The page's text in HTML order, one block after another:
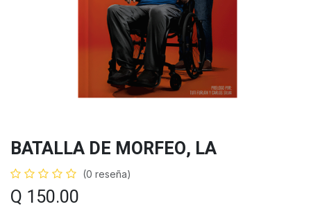
BATALLA DE MORFEO, LA
(0 reseña)
Q 150.00